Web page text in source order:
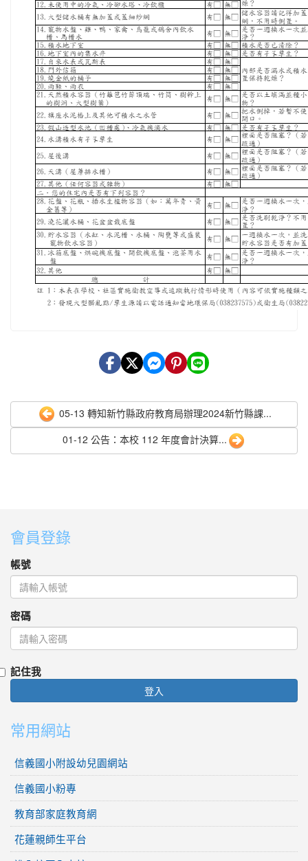
05-13 轉知新竹縣政府教育局辦理2024新竹縣課...
01-12 公告：本校 112 年度會計決算...
會員登錄
帳號
密碼
記住我
登入
常用網站
信義國小附設幼兒園網站
信義國小粉專
教育部家庭教育網
花蓮親師生平台